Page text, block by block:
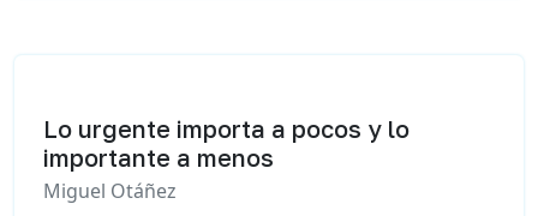
Lo urgente importa a pocos y lo
importante a menos
Miguel Otáñez